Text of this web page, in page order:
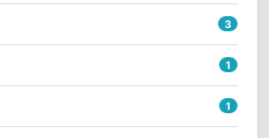
3
1
1